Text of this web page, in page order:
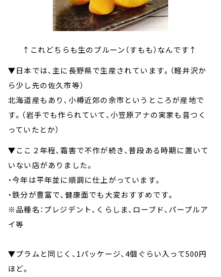
↑これどちらも生のプルーン（すもも）なんです↑
▼日本では、主に長野県で生産されています。（軽井沢か
ら少し先の佐久市等）
北海道産もあり、小樽近郊の余市というところが産地で
す。（岩手でも作られていて、小笠原アナの実家も昔つく
っていたとか）
▼ここ２年程、霜害で不作が続き、普段ある時期に置いて
いない店がありました。
・今年は平年並に順調に仕上がっています。
・鉄分が豊富で、健康面でも大変おすすめです。
※品種名：プレジデント、くらしま、ローブド、パープルア
イ等
▼プラムと同じく、1パッケージ、4個ぐらい入って500円
ほど。